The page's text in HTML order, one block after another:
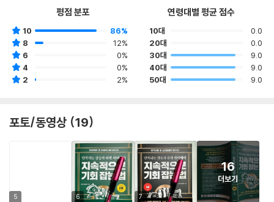
평점 분포
10
86%
8
12%
6
0%
4
0%
2
2%
연령대별 평균 점수
10대
0.0
20대
0.0
30대
9.0
40대
9.0
50대
9.0
포토/동영상 (19)
5 6 7
16
더보기